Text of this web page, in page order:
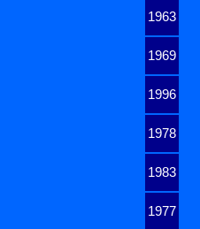
1963
1969
1996
1978
1983
1977